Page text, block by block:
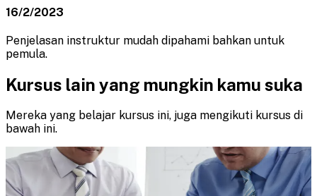
16/2/2023
Penjelasan instruktur mudah dipahami bahkan untuk
pemula.
Kursus lain yang mungkin kamu suka
Mereka yang belajar kursus ini, juga mengikuti kursus di
bawah ini.